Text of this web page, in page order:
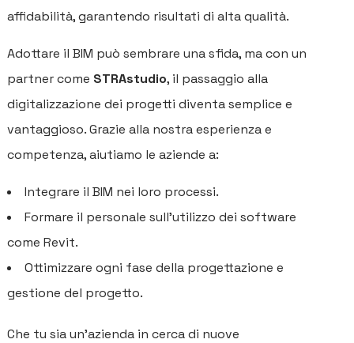
affidabilità, garantendo risultati di alta qualità.
Adottare il BIM può sembrare una sfida, ma con un
partner come STRAstudio, il passaggio alla
digitalizzazione dei progetti diventa semplice e
vantaggioso. Grazie alla nostra esperienza e
competenza, aiutiamo le aziende a:
Integrare il BIM nei loro processi.
Formare il personale sull’utilizzo dei software
come Revit.
Ottimizzare ogni fase della progettazione e
gestione del progetto.
Che tu sia un’azienda in cerca di nuove